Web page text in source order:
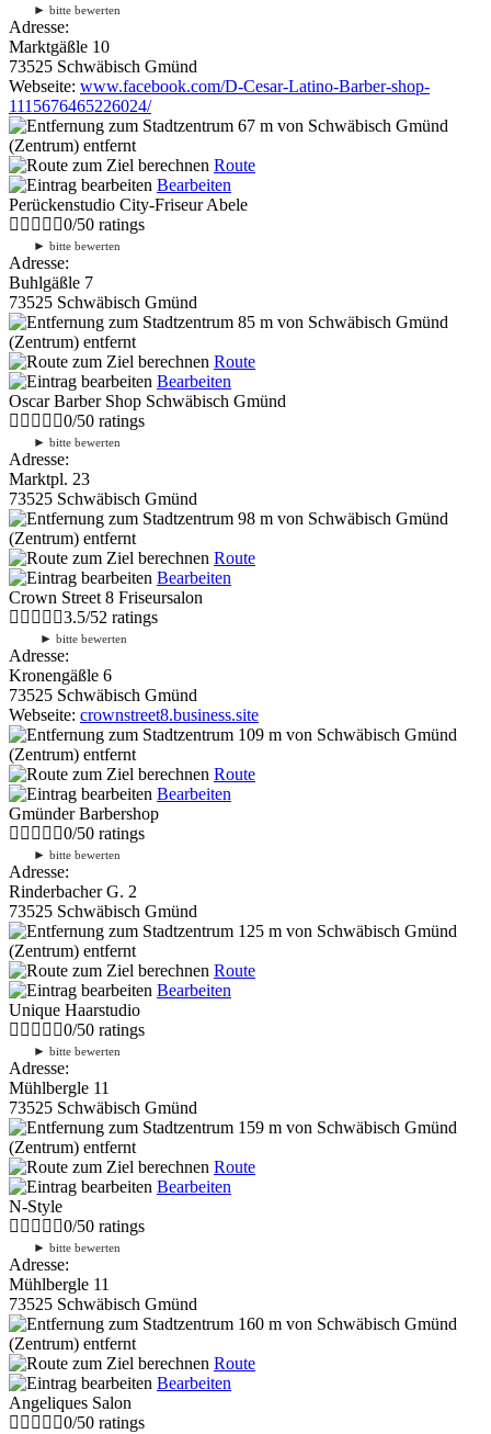
► bitte bewerten
Adresse:
Marktgäßle 10
73525 Schwäbisch Gmünd
Webseite: www.facebook.com/D-Cesar-Latino-Barber-shop-
1115676465226024/
67 m von Schwäbisch Gmünd
(Zentrum) entfernt
Route
Bearbeiten
Perückenstudio City-Friseur Abele
0/50 ratings
► bitte bewerten
Adresse:
Buhlgäßle 7
73525 Schwäbisch Gmünd
85 m von Schwäbisch Gmünd
(Zentrum) entfernt
Route
Bearbeiten
Oscar Barber Shop Schwäbisch Gmünd
0/50 ratings
► bitte bewerten
Adresse:
Marktpl. 23
73525 Schwäbisch Gmünd
98 m von Schwäbisch Gmünd
(Zentrum) entfernt
Route
Bearbeiten
Crown Street 8 Friseursalon
3.5/52 ratings
► bitte bewerten
Adresse:
Kronengäßle 6
73525 Schwäbisch Gmünd
Webseite: crownstreet8.business.site
109 m von Schwäbisch Gmünd
(Zentrum) entfernt
Route
Bearbeiten
Gmünder Barbershop
0/50 ratings
► bitte bewerten
Adresse:
Rinderbacher G. 2
73525 Schwäbisch Gmünd
125 m von Schwäbisch Gmünd
(Zentrum) entfernt
Route
Bearbeiten
Unique Haarstudio
0/50 ratings
► bitte bewerten
Adresse:
Mühlbergle 11
73525 Schwäbisch Gmünd
159 m von Schwäbisch Gmünd
(Zentrum) entfernt
Route
Bearbeiten
N-Style
0/50 ratings
► bitte bewerten
Adresse:
Mühlbergle 11
73525 Schwäbisch Gmünd
160 m von Schwäbisch Gmünd
(Zentrum) entfernt
Route
Bearbeiten
Angeliques Salon
0/50 ratings